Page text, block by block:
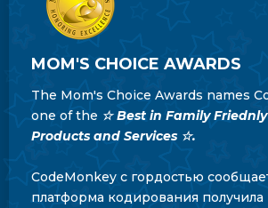
MOM'S CHOICE AWARDS
The Mom's Choice Awards names
one of the ☆ Best in Family
Products and Services ☆.
CodeMonkey с гордостью
платформа кодирования